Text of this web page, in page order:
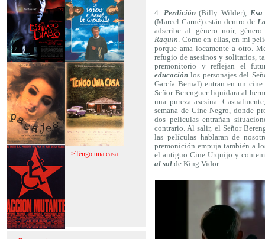
>El espinazo del
diablo
>A trabajar!
>Pasajes >Tengo una casa
>Acción mutante
4. Perdición (Billy Wilder), Esa
(Marcel Carné) están dentro de
adscribe al género noir,
Raquin. Como en ellas, en mi
porque ama locamente a otro.
refugio de asesinos y solitarios,
premonitorio y reflejan el
educación los personajes del
García Bernal) entran en un
Señor Berenguer liquidara al
una pureza asesina.
semana de Cine Negro, donde
dos películas entrañan
contrario. Al salir, el Señor
las películas hablaran de
premonición empuja también a
el antiguo Cine Urquijo y
al sol de King Vidor.